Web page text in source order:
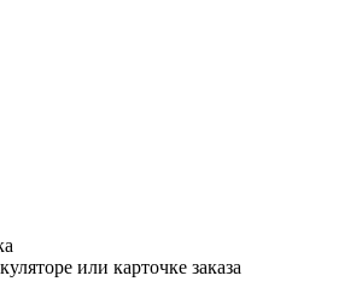
или карточке заказа